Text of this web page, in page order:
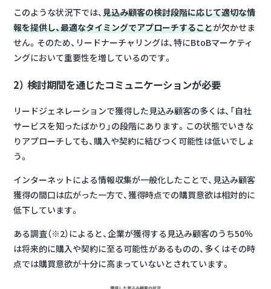
このような状況下では、見込み顧客の検討段階に応じて適切な情
報を提供し、最適なタイミングでアプローチすることが欠かせま
せん。そのため、リードナーチャリングは、特にBtoBマーケティ
ングにおいて重要性を増しているのです。
2） 検討期間を通じたコミュニケーションが必要
リードジェネレーションで獲得した見込み顧客の多くは、「自社
サービスを知ったばかり」の段階にあります。この状態でいきな
りアプローチしても、購入や契約に結びつく可能性は低いでしょ
う。
インターネットによる情報収集が一般化したことで、見込み顧客
獲得の間口は広がった一方で、獲得時点での購買意欲は相対的に
低下しています。
ある調査（※2）によると、企業が獲得する見込み顧客のうち50％
は将来的に購入や契約に至る可能性があるものの、多くはその時
点では購買意欲が十分に高まっていないとされています。